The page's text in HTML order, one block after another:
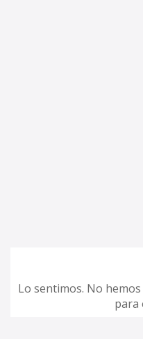
Lo sentimos. No
para